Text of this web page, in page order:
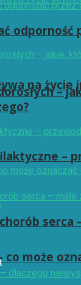
na
co może
odporność
–
–
serca